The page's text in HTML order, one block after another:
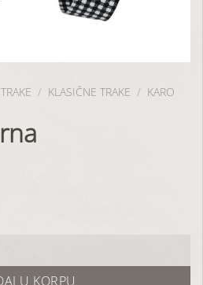
/ KLASIČNE TRAKE / KARO
U KORPU